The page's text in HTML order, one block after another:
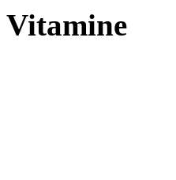
Vitamine